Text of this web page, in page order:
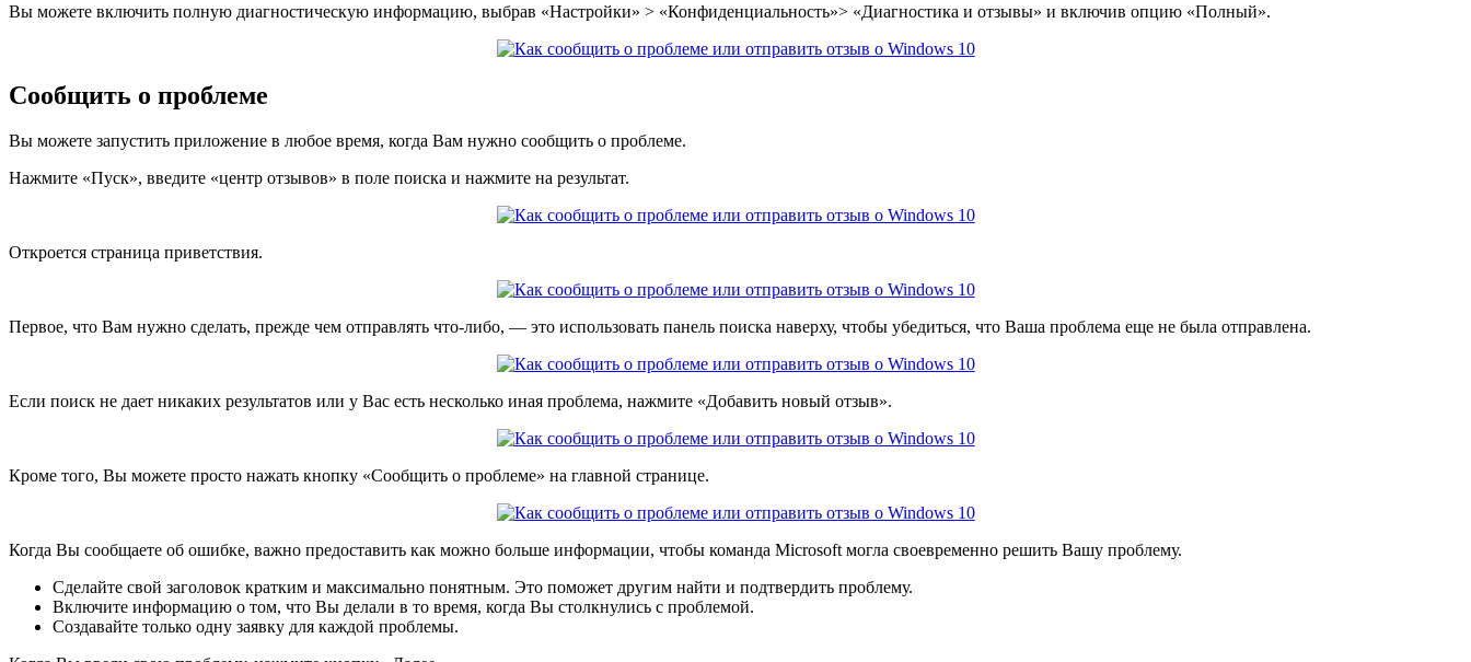
Вы можете включить полную диагностическую информацию, выбрав «Настройки» > «Конфиденциальность»> «Диагностика и отзывы» и включив опцию «Полный».
Сообщить о проблеме
Вы можете запустить приложение в любое время, когда Вам нужно сообщить о проблеме.
Нажмите «Пуск», введите «центр отзывов» в поле поиска и нажмите на результат.
Откроется страница приветствия.
Первое, что Вам нужно сделать, прежде чем отправлять что-либо, — это использовать панель поиска наверху, чтобы убедиться, что Ваша проблема еще не была отправлена.
Если поиск не дает никаких результатов или у Вас есть несколько иная проблема, нажмите «Добавить новый отзыв».
Кроме того, Вы можете просто нажать кнопку «Сообщить о проблеме» на главной странице.
Когда Вы сообщаете об ошибке, важно предоставить как можно больше информации, чтобы команда Microsoft могла своевременно решить Вашу проблему.
Сделайте свой заголовок кратким и максимально понятным. Это поможет другим найти и подтвердить проблему.
Включите информацию о том, что Вы делали в то время, когда Вы столкнулись с проблемой.
Создавайте только одну заявку для каждой проблемы.